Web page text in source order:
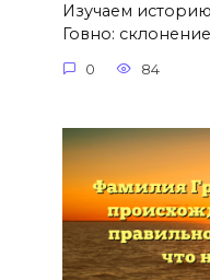
Изучаем
Говно: склонение
0 84